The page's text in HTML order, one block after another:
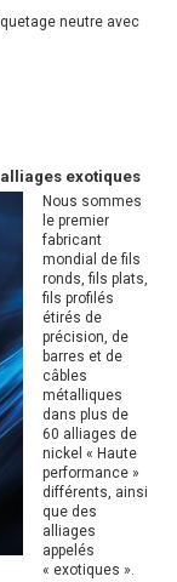
neutre avec
exotiques
Nous sommes
le premier
fabricant
mondial de fils
ronds, fils plats,
fils profilés
étirés de
précision, de
barres et de
câbles
métalliques
dans plus de
60 alliages de
nickel « Haute
performance »
différents, ainsi
que des
alliages
appelés
« exotiques ».